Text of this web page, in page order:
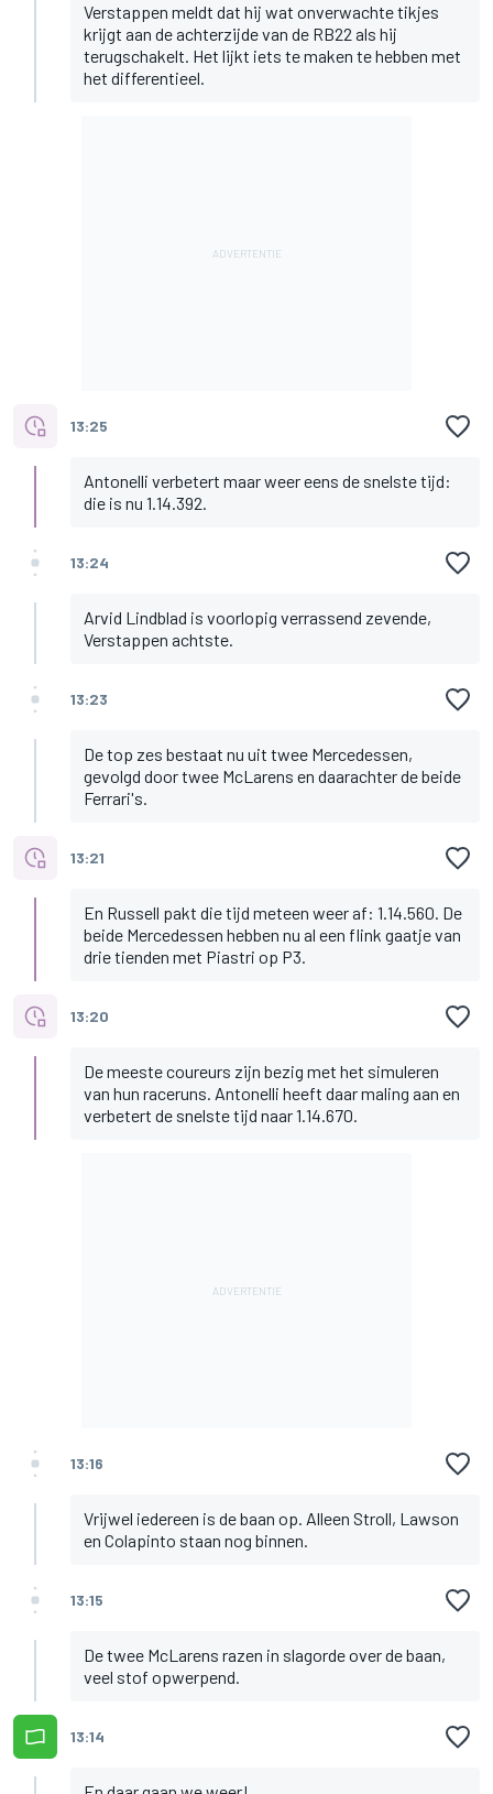
Verstappen meldt dat hij wat onverwachte tikjes
krijgt aan de achterzijde van de RB22 als hij
terugschakelt. Het lijkt iets te maken te hebben met
het differentieel.
13:25
Antonelli verbetert maar weer eens de snelste tijd:
die is nu 1.14.392.
13:24
Arvid Lindblad is voorlopig verrassend zevende,
Verstappen achtste.
13:23
De top zes bestaat nu uit twee Mercedessen,
gevolgd door twee McLarens en daarachter de beide
Ferrari's.
13:21
En Russell pakt die tijd meteen weer af: 1.14.560. De
beide Mercedessen hebben nu al een flink gaatje van
drie tienden met Piastri op P3.
13:20
De meeste coureurs zijn bezig met het simuleren
van hun raceruns. Antonelli heeft daar maling aan en
verbetert de snelste tijd naar 1.14.670.
13:16
Vrijwel iedereen is de baan op. Alleen Stroll, Lawson
en Colapinto staan nog binnen.
13:15
De twee McLarens razen in slagorde over de baan,
veel stof opwerpend.
13:14